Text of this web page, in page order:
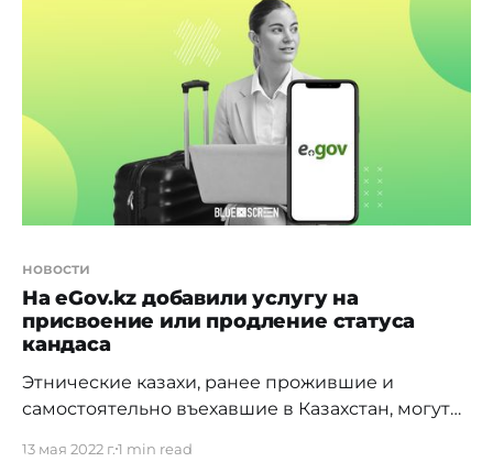
Подать заявку можно через портал Egov.kz с 23
мая по 14 октября. Приём документов для
прохождения стажировки начнется 5 сентября
новости
На eGov.kz добавили услугу на
присвоение или продление статуса
кандаса
Этнические казахи, ранее прожившие и
самостоятельно въехавшие в Казахстан, могут
на портале eGov.kz Теперь на eGov.kz
13 мая 2022 г.1 min read